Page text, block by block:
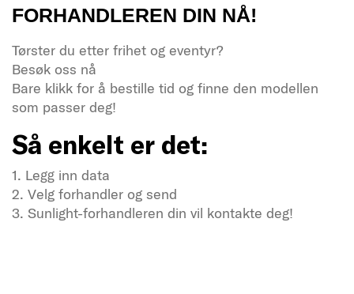
FORHANDLEREN DIN NÅ!
Tørster du etter frihet og eventyr?
Besøk oss nå
Bare klikk for å bestille tid og finne den modellen
som passer deg!
Så enkelt er det:
1. Legg inn data
2. Velg forhandler og send
3. Sunlight-forhandleren din vil kontakte deg!